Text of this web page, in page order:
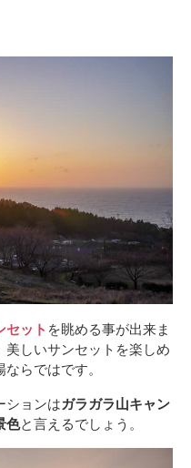
セット を眺める事が出来ま
しいサンセットを楽しめ
らではです。
ションはガラガラ山キャン
色と言えるでしょう。